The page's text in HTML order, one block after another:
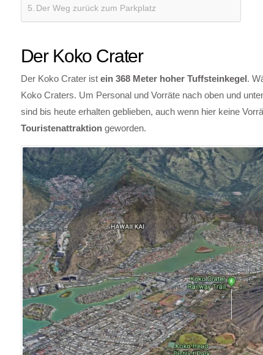
Der Weg zurück zum Parkplatz
Der Koko Crater
Der Koko Crater ist ein 368 Meter hoher Tuffsteinkegel.
Koko Craters. Um Personal und Vorräte nach oben und
sind bis heute erhalten geblieben, auch wenn hier keine
Touristenattraktiongeworden.